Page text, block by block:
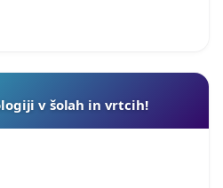
v šolah in vrtcih!